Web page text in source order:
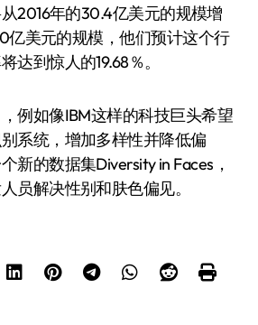
2016年的30.4亿美元的规模增
亿美元的规模，他们预计这个行
达到惊人的19.68％。
如像IBM这样的科技巨头希望
系统，增加多样性并降低偏
新的数据集Diversity in Faces，
员解决性别和肤色偏见。